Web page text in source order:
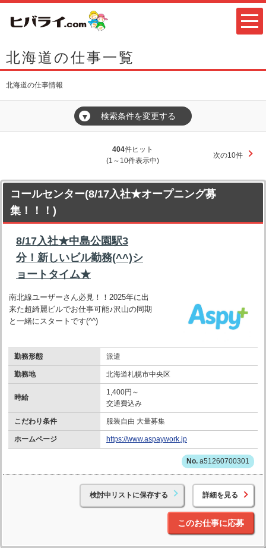
北海道の仕事一覧
北海道の仕事情報
▼ 検索条件を変更する
404件ヒット
(1～10件表示中)
次の10件
コールセンター(8/17入社★オープニング募
集！！！)
8/17入社★中島公園駅3
分！新しいビル勤務(^^)シ
ョートタイム★
南北線ユーザーさん必見！！2025年に出
来た超綺麗ビルでお仕事可能♪沢山の同期
と一緒にスタートです(^^)
勤務形態 派遣
勤務地 北海道札幌市中央区
時給
1,400円～
交通費込み
こだわり条件 服装自由 大量募集
ホームページ https://www.aspaywork.jp
a51260700301
検討中リストに保存する 詳細を見る
このお仕事に応募